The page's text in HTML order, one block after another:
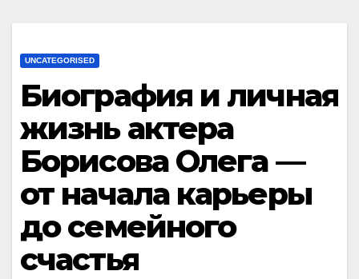
UNCATEGORISED
Биография и личная
жизнь актера
Борисова Олега —
от начала карьеры
до семейного
счастья